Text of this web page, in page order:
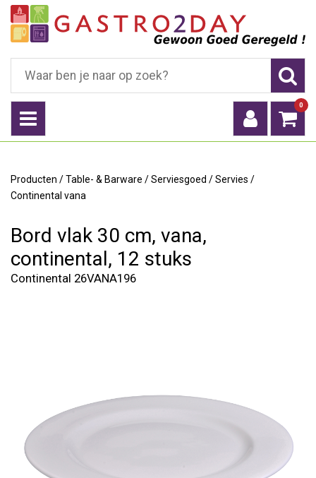
0
Producten /Table- & Barware /Serviesgoed /Servies /
Continental vana
Bord vlak 30 cm, vana,
continental, 12 stuks
Continental 26VANA196